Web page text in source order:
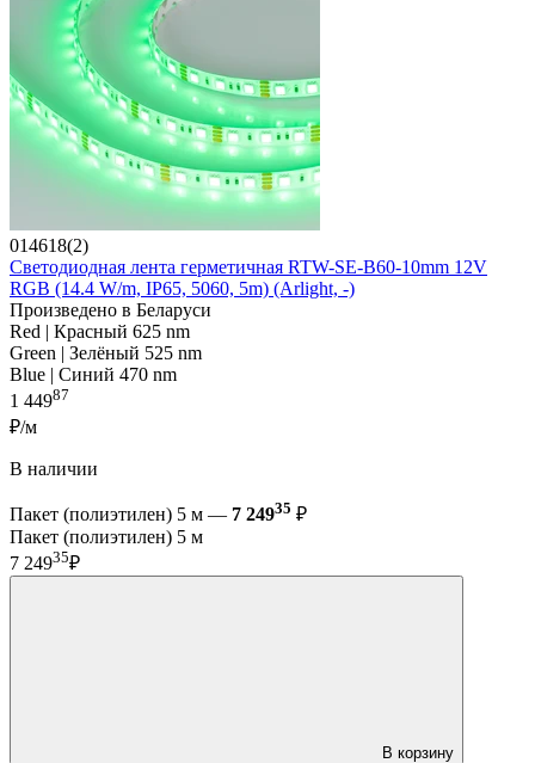
014618(2)
Светодиодная лента герметичная RTW-SE-B60-10mm 12V
RGB (14.4 W/m, IP65, 5060, 5m) (Arlight, -)
Произведено в Беларуси
Red | Красный 625 nm
Green | Зелёный 525 nm
Blue | Синий 470 nm
1 44987
₽/м
В наличии
Пакет (полиэтилен) 5 м — 7 24935 ₽
Пакет (полиэтилен) 5 м
7 24935₽
В корзину